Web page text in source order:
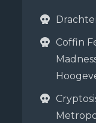
Coffin